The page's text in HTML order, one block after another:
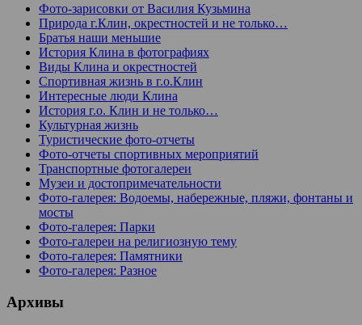
Фото-зарисовки от Василия Кузьмина
Природа г.Клин, окрестностей и не только…
Братья наши меньшие
История Клина в фотографиях
Виды Клина и окрестностей
Спортивная жизнь в г.о.Клин
Интересные люди Клина
История г.о. Клин и не только…
Культурная жизнь
Туристические фото-отчеты
Фото-отчеты спортивных мероприятий
Транспортные фотогалереи
Музеи и достопримечательности
Фото-галерея: Водоемы, набережные, пляжи, фонтаны и
мосты
Фото-галерея: Парки
Фото-галереи на религиозную тему
Фото-галерея: Памятники
Фото-галерея: Разное
Архивы